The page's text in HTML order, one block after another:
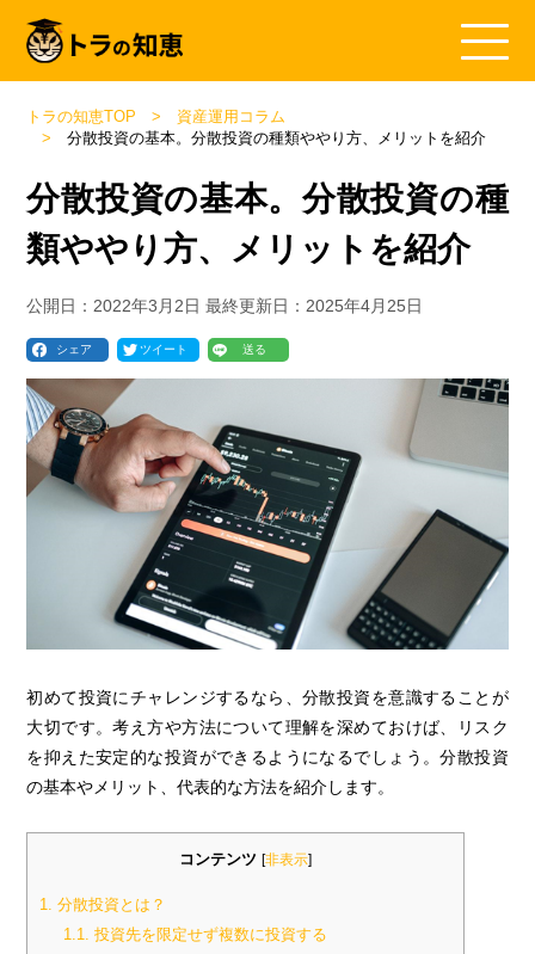
トラの知恵TOP
資産運用コラム
分散投資の基本。分散投資の種類ややり方、メリットを紹介
分散投資の基本。分散投資の種
類ややり方、メリットを紹介
公開日： 2022年3月2日 最終更新日： 2025年4月25日
シェア ツイート 送る
初めて投資にチャレンジするなら、分散投資を意識することが
大切です。考え方や方法について理解を深めておけば、リスク
を抑えた安定的な投資ができるようになるでしょう。分散投資
の基本やメリット、代表的な方法を紹介します。
コンテンツ [非表示]
1. 分散投資とは？
1.1. 投資先を限定せず複数に投資する